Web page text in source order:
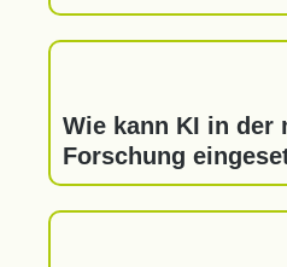
Wie kann KI in der
Forschung